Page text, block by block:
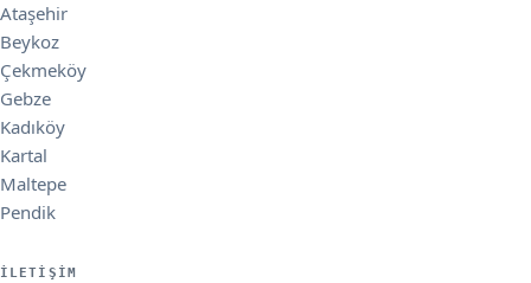
Ataşehir
Beykoz
Çekmeköy
Gebze
Kadıköy
Kartal
Maltepe
Pendik
İLETIŞIM